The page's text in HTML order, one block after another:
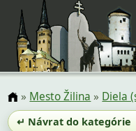
» Mesto Žilina » Diela
↵ Návrat do kategórie